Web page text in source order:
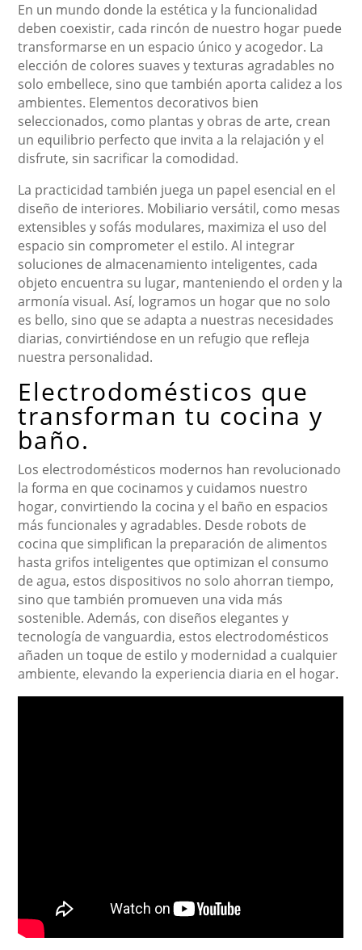
En un mundo donde la estética y la funcionalidad
deben coexistir, cada rincón de nuestro hogar puede
transformarse en un espacio único y acogedor. La
elección de colores suaves y texturas agradables no
solo embellece, sino que también aporta calidez a los
ambientes. Elementos decorativos bien
seleccionados, como plantas y obras de arte, crean
un equilibrio perfecto que invita a la relajación y el
disfrute, sin sacrificar la comodidad.
La practicidad también juega un papel esencial en el
diseño de interiores. Mobiliario versátil, como mesas
extensibles y sofás modulares, maximiza el uso del
espacio sin comprometer el estilo. Al integrar
soluciones de almacenamiento inteligentes, cada
objeto encuentra su lugar, manteniendo el orden y la
armonía visual. Así, logramos un hogar que no solo
es bello, sino que se adapta a nuestras necesidades
diarias, convirtiéndose en un refugio que refleja
nuestra personalidad.
Electrodomésticos que
transforman tu cocina y
baño.
Los electrodomésticos modernos han revolucionado
la forma en que cocinamos y cuidamos nuestro
hogar, convirtiendo la cocina y el baño en espacios
más funcionales y agradables. Desde robots de
cocina que simplifican la preparación de alimentos
hasta grifos inteligentes que optimizan el consumo
de agua, estos dispositivos no solo ahorran tiempo,
sino que también promueven una vida más
sostenible. Además, con diseños elegantes y
tecnología de vanguardia, estos electrodomésticos
añaden un toque de estilo y modernidad a cualquier
ambiente, elevando la experiencia diaria en el hogar.